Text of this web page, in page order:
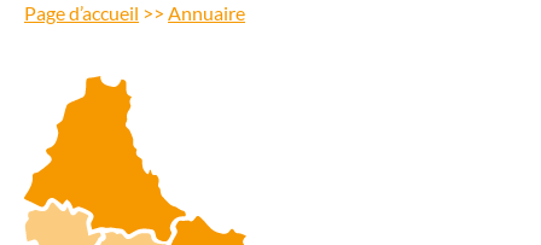
Page d’accueil >> Annuaire